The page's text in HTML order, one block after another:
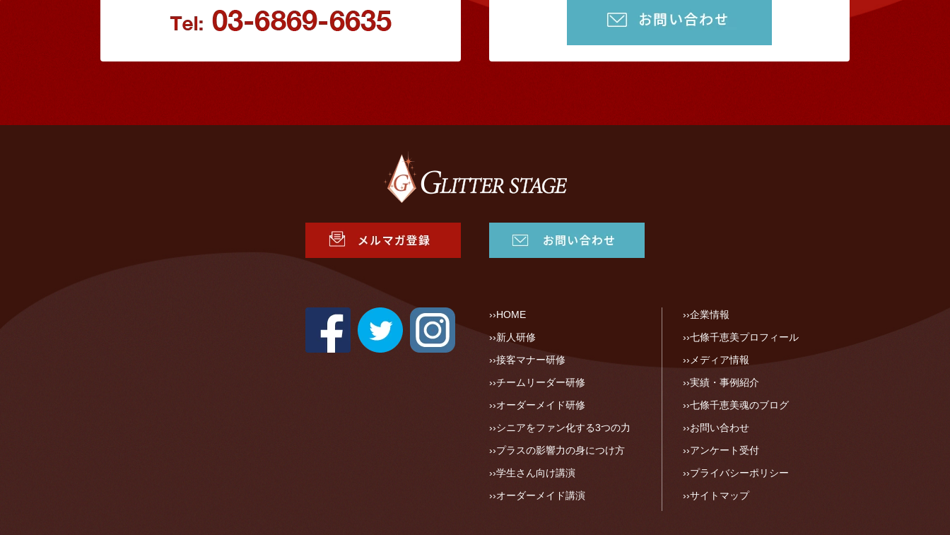
HOME
新人研修
接客マナー研修
チームリーダー研修
オーダーメイド研修
シニアをファン化する3つの力
プラスの影響力の身につけ方
学生さん向け講演
オーダーメイド講演
企業情報
七條千恵美プロフィール
メディア情報
実績・事例紹介
七條千恵美魂のブログ
お問い合わせ
アンケート受付
プライバシーポリシー
サイトマップ